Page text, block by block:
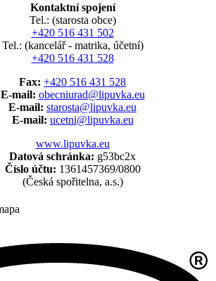
Kontaktní spojení
Tel.: (starosta obce)
+420 516 431 502
Tel.: (kancelář - matrika, účetní)
+420 516 431 528
Fax: +420 516 431 528
E-mail: obecniurad@lipuvka.eu
E-mail: starosta@lipuvka.eu
E-mail: ucetni@lipuvka.eu
www.lipuvka.eu
Datová schránka: g53bc2x
Číslo účtu: 1361457369/0800
(Česká spořitelna, a.s.)